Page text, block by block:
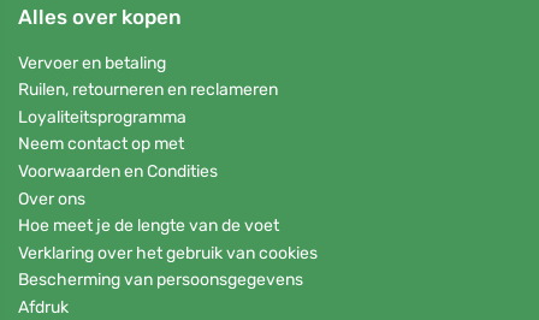
Alles over kopen
Vervoer en betaling
Ruilen, retourneren en reclameren
Loyaliteitsprogramma
Neem contact op met
Voorwaarden en Condities
Over ons
Hoe meet je de lengte van de voet
Verklaring over het gebruik van cookies
Bescherming van persoonsgegevens
Afdruk